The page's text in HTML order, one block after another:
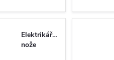
Elektrikářské
nože